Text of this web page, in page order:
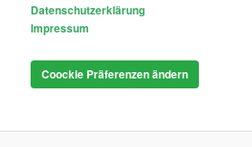
Datenschutzerklärung
Impressum
Coockie Präferenzen ändern